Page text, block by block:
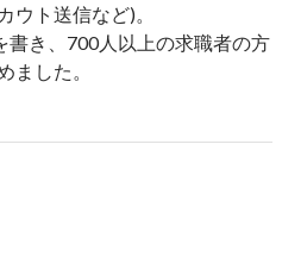
ウト送信など)。
書き、700人以上の求職者の方
ました。